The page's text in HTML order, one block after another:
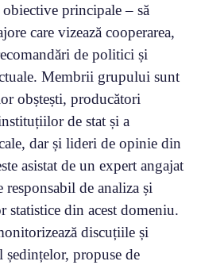
principale – să
care vizează cooperarea,
de politici și
Membrii grupului sunt
obștești, producători
de stat și a
dar și lideri de opinie din
asistat de un expert angajat
responsabil de analiza și
statistice din acest domeniu.
discuțiile și
propuse de